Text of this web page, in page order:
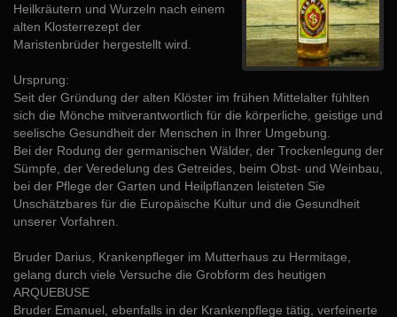
Heilkräutern und Wurzeln nach einem
alten Klosterrezept der
Maristenbrüder hergestellt wird.
Ursprung:
Seit der Gründung der alten Klöster im frühen Mittelalter fühlten
sich die Mönche mitverantwortlich für die körperliche, geistige und
seelische Gesundheit der Menschen in Ihrer Umgebung.
Bei der Rodung der germanischen Wälder, der Trockenlegung der
Sümpfe, der Veredelung des Getreides, beim Obst- und Weinbau,
bei der Pflege der Garten und Heilpflanzen leisteten Sie
Unschätzbares für die Europäische Kultur und die Gesundheit
unserer Vorfahren.
Bruder Darius, Krankenpfleger im Mutterhaus zu Hermitage,
gelang durch viele Versuche die Grobform des heutigen
ARQUEBUSE
Bruder Emanuel, ebenfalls in der Krankenpflege tätig, verfeinerte